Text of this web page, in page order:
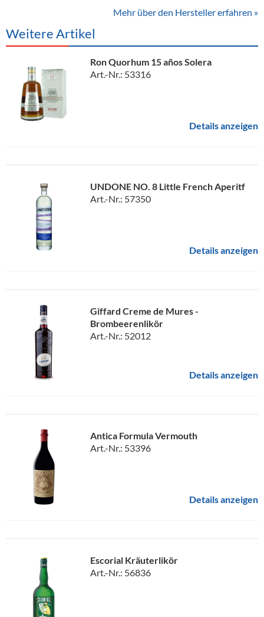
Mehr über den Hersteller erfahren »
Weitere Artikel
Ron Quorhum 15 años Solera
Art.-Nr.: 53316
Details anzeigen
UNDONE NO. 8 Little French Aperitf
Art.-Nr.: 57350
Details anzeigen
Giffard Creme de Mures -
Brombeerenlikör
Art.-Nr.: 52012
Details anzeigen
Antica Formula Vermouth
Art.-Nr.: 53396
Details anzeigen
Escorial Kräuterlikör
Art.-Nr.: 56836